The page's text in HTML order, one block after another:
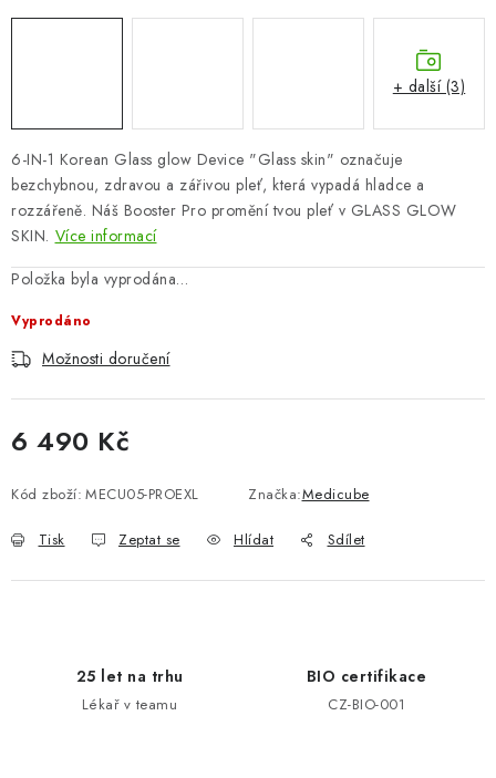
6-IN-1 Korean Glass glow Device "Glass skin" označuje
bezchybnou, zdravou a zářivou pleť, která vypadá hladce a
rozzářeně. Náš Booster Pro promění tvou pleť v GLASS GLOW
SKIN. Více informací
Položka byla vyprodána…
Vyprodáno
Možnosti doručení
6 490 Kč
Kód zboží: MECU05-PROEXL Značka:Medicube
Tisk Zeptat se Hlídat Sdílet
+ další (3)
25 let na trhu
Lékař v teamu
BIO certifikace
CZ-BIO-001